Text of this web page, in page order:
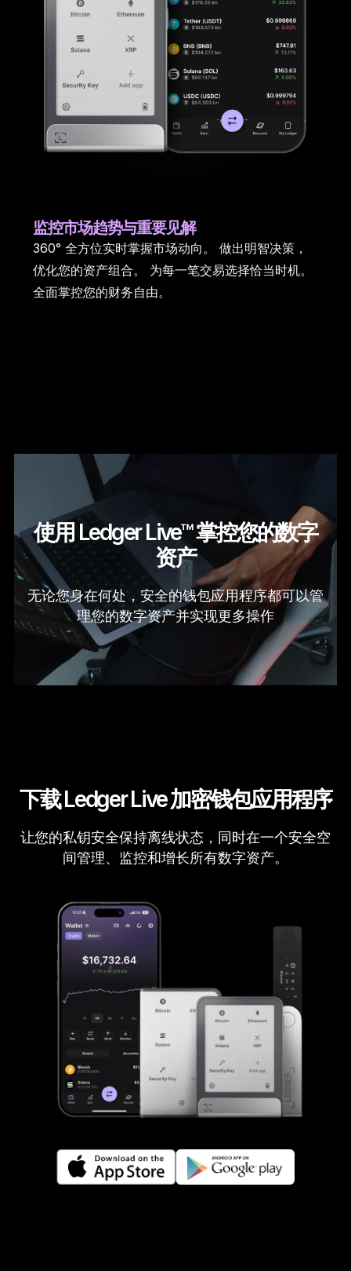
监控市场趋势与重要见解
360° 全方位实时掌握市场动向。 做出明智决策，
优化您的资产组合。 为每一笔交易选择恰当时机。
全面掌控您的财务自由。
使用 Ledger Live™ 掌控您的数字
资产
无论您身在何处，安全的钱包应用程序都可以管
理您的数字资产并实现更多操作
下载 Ledger Live 加密钱包应用程序
让您的私钥安全保持离线状态，同时在一个安全空
间管理、监控和增长所有数字资产。